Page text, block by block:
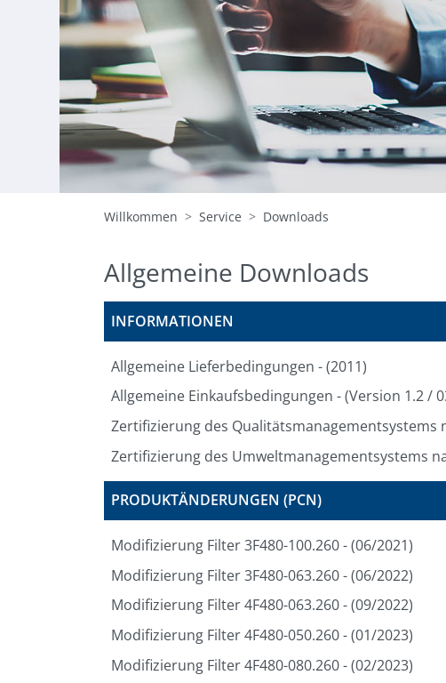
Willkommen Service Downloads
Allgemeine Downloads
INFORMATIONEN
Allgemeine Lieferbedingungen - (2011)
Allgemeine Einkaufsbedingungen - (Version 1.2 /
Zertifizierung des Qualitätsmanagementsystems
Zertifizierung des Umweltmanagementsystems
PRODUKTÄNDERUNGEN (PCN)
Modifizierung Filter 3F480-100.260 - (06/2021)
Modifizierung Filter 3F480-063.260 - (06/2022)
Modifizierung Filter 4F480-063.260 - (09/2022)
Modifizierung Filter 4F480-050.260 - (01/2023)
Modifizierung Filter 4F480-080.260 - (02/2023)